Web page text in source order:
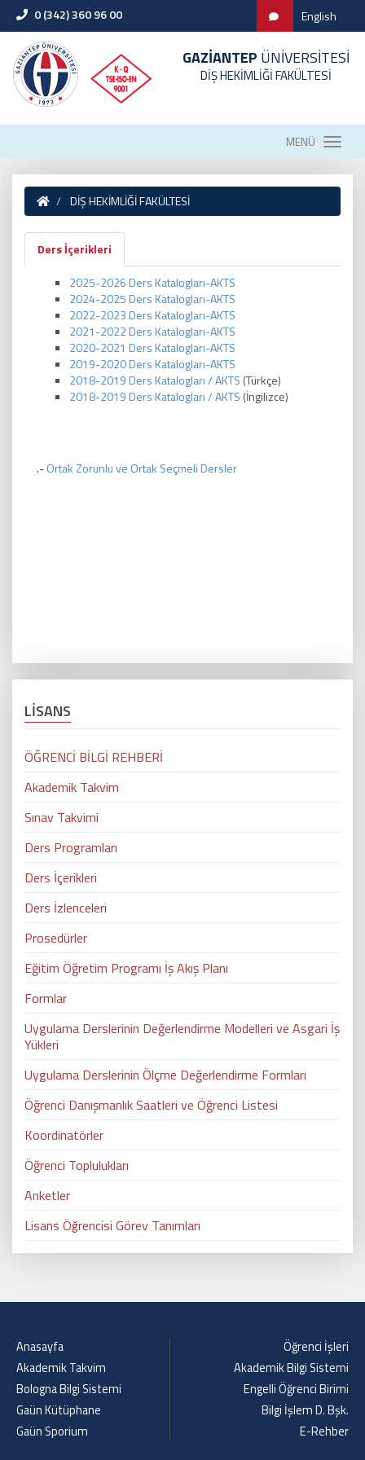
0 (342) 360 96 00 English
GAZİANTEP ÜNİVERSİTESİ
DİŞ HEKİMLİĞİ FAKÜLTESİ
MENÜ
DİŞ HEKİMLİĞİ FAKÜLTESİ
Ders İçerikleri
2025-2026 Ders Katalogları-AKTS
2024-2025 Ders Katalogları-AKTS
2022-2023 Ders Katalogları-AKTS
2021-2022 Ders Katalogları-AKTS
2020-2021 Ders Katalogları-AKTS
2019-2020 Ders Katalogları-AKTS
2018-2019 Ders Katalogları / AKTS (Türkçe)
2018-2019 Ders Katalogları / AKTS (İngilizce)
.-Ortak Zorunlu ve Ortak Seçmeli Dersler
LİSANS
ÖĞRENCİ BİLGİ REHBERİ
Akademik Takvim
Sınav Takvimi
Ders Programları
Ders İçerikleri
Ders İzlenceleri
Prosedürler
Eğitim Öğretim Programı İş Akış Planı
Formlar
Uygulama Derslerinin Değerlendirme Modelleri ve Asgari İş
Yükleri
Uygulama Derslerinin Ölçme Değerlendirme Formları
Öğrenci Danışmanlık Saatleri ve Öğrenci Listesi
Koordinatörler
Öğrenci Toplulukları
Anketler
Lisans Öğrencisi Görev Tanımları
Anasayfa
Akademik Takvim
Bologna Bilgi Sistemi
Gaün Kütüphane
Gaün Sporium
Öğrenci İşleri
Akademik Bilgi Sistemi
Engelli Öğrenci Birimi
Bilgi İşlem D. Bşk.
E-Rehber